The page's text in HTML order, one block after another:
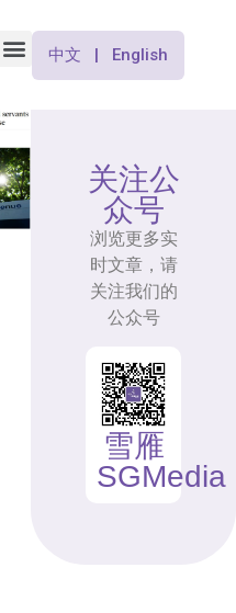
中文 | English
关注公
众号
浏览更多实
时文章，请
关注我们的
公众号
雪雁
SGMedia